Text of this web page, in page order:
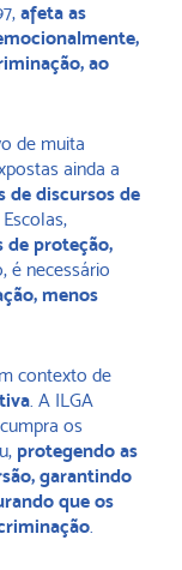
afeta as
ao
de muita
ainda a
de discursos de
Escolas,
de proteção,
é necessário
menos
contexto de
. A ILGA
os
protegendo as
garantindo
que os
.